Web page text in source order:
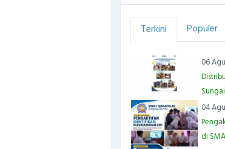
Terkini Populer
06
04
di